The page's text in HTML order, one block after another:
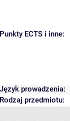
Punkty ECTS i inne:
Język prowadzenia:
Rodzaj przedmiotu: